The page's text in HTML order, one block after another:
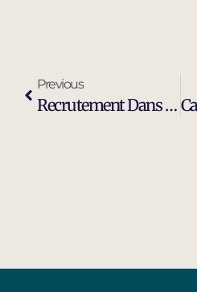
Previous
Recrutement Dans L’industrie À Vitrolles